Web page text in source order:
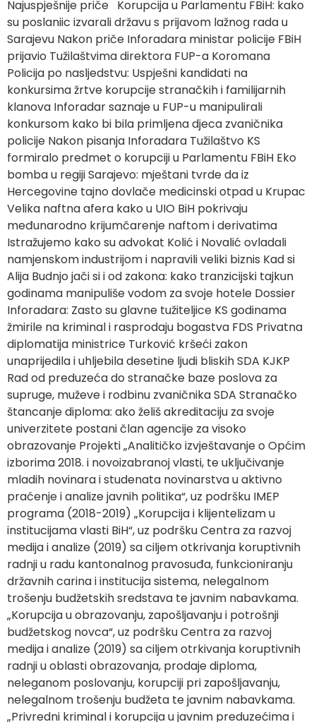
Najuspješnije priče Korupcija u Parlamentu FBiH: kako
su poslaniic izvarali državu s prijavom lažnog rada u
Sarajevu Nakon priče Inforadara ministar policije FBiH
prijavio Tužilaštvima direktora FUP-a Koromana
Policija po nasljedstvu: Uspješni kandidati na
konkursima žrtve korupcije stranačkih i familijarnih
klanova Inforadar saznaje u FUP-u manipulirali
konkursom kako bi bila primljena djeca zvaničnika
policije Nakon pisanja Inforadara Tužilaštvo KS
formiralo predmet o korupciji u Parlamentu FBiH Eko
bomba u regiji Sarajevo: mještani tvrde da iz
Hercegovine tajno dovlače medicinski otpad u Krupac
Velika naftna afera kako u UIO BiH pokrivaju
međunarodno krijumčarenje naftom i derivatima
Istražujemo kako su advokat Kolić i Novalić ovladali
namjenskom industrijom i napravili veliki biznis Kad si
Alija Budnjo jači si i od zakona: kako tranzicijski tajkun
godinama manipuliše vodom za svoje hotele Dossier
Inforadara: Zasto su glavne tužiteljice KS godinama
žmirile na kriminal i rasprodaju bogastva FDS Privatna
diplomatija ministrice Turković kršeći zakon
unaprijedila i uhljebila desetine ljudi bliskih SDA KJKP
Rad od preduzeća do stranačke baze poslova za
supruge, muževe i rodbinu zvaničnika SDA Stranačko
štancanje diploma: ako želiš akreditaciju za svoje
univerzitete postani član agencije za visoko
obrazovanje Projekti „Analitičko izvještavanje o Općim
izborima 2018. i novoizabranoj vlasti, te uključivanje
mladih novinara i studenata novinarstva u aktivno
praćenje i analize javnih politika“, uz podršku IMEP
programa (2018-2019) „Korupcija i klijentelizam u
institucijama vlasti BiH“, uz podršku Centra za razvoj
medija i analize (2019) sa ciljem otkrivanja koruptivnih
radnji u radu kantonalnog pravosuđa, funkcioniranju
državnih carina i institucija sistema, nelegalnom
trošenju budžetskih sredstava te javnim nabavkama.
„Korupcija u obrazovanju, zapošljavanju i potrošnji
budžetskog novca“, uz podršku Centra za razvoj
medija i analize (2019) sa ciljem otrkivanja koruptivnih
radnji u oblasti obrazovanja, prodaje diploma,
neleganom poslovanju, korupciji pri zapošljavanju,
nelegalnom trošenju budžeta te javnim nabavkama.
„Privredni kriminal i korupcija u javnim preduzećima i